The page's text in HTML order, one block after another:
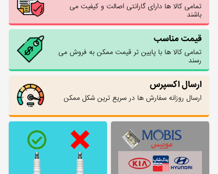
تمامی کالا ها دارای گارانتی اصالت و کیفیت می
باشند
قیمت مناسب
تمامی کالا ها با پایین تر قیمت ممکن به فروش می
رسند
ارسال اکسپرس
ارسال روزانه سفارش ها در سریع ترین شکل ممکن